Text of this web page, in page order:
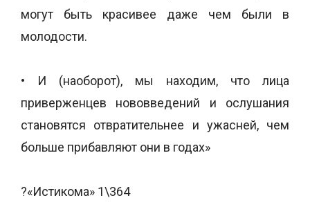
могут быть красивее даже чем были в
молодости.
• И (наоборот), мы находим, что лица
приверженцев нововведений и ослушания
становятся отвратительнее и ужасней, чем
больше прибавляют они в годах»
?«Истикома» 1\364